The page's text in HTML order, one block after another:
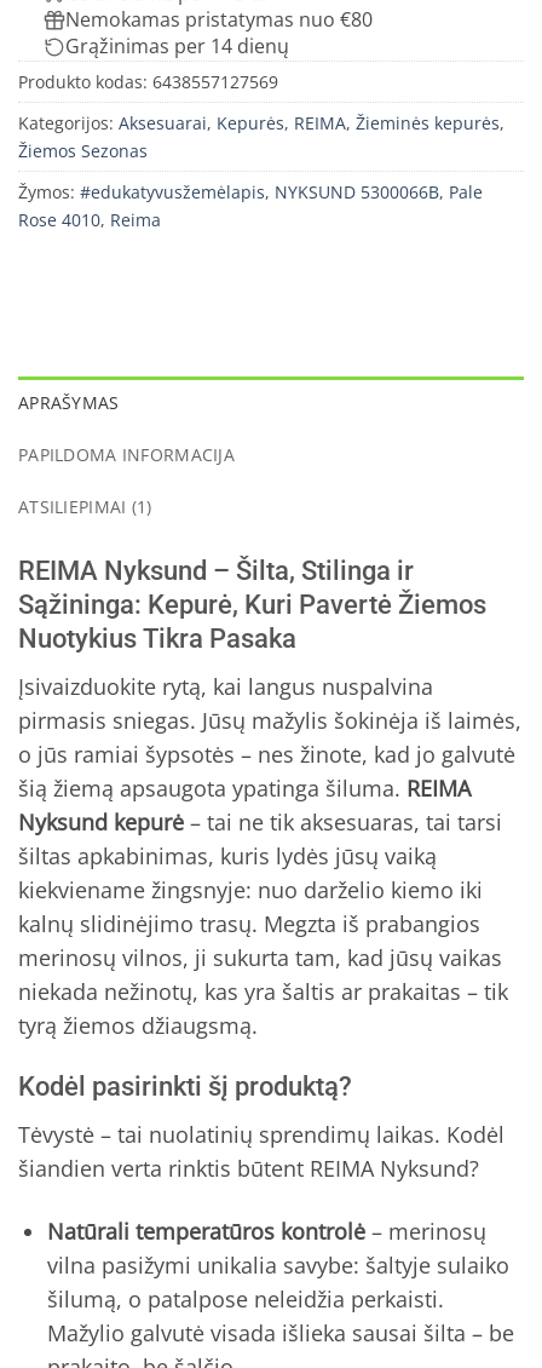
Nemokamas pristatymas nuo €80
Grąžinimas per 14 dienų
Produkto kodas: 6438557127569
Kategorijos: Aksesuarai, Kepurės, REIMA, Žieminės kepurės,
Žiemos Sezonas
Žymos: #edukatyvusžemėlapis, NYKSUND 5300066B, Pale
Rose 4010, Reima
APRAŠYMAS
PAPILDOMA INFORMACIJA
ATSILIEPIMAI (1)
REIMA Nyksund – Šilta, Stilinga ir
Sąžininga: Kepurė, Kuri Pavertė Žiemos
Nuotykius Tikra Pasaka
Įsivaizduokite rytą, kai langus nuspalvina
pirmasis sniegas. Jūsų mažylis šokinėja iš laimės,
o jūs ramiai šypsotės – nes žinote, kad jo galvutė
šią žiemą apsaugota ypatinga šiluma. REIMA
Nyksund kepurė – tai ne tik aksesuaras, tai tarsi
šiltas apkabinimas, kuris lydės jūsų vaiką
kiekviename žingsnyje: nuo darželio kiemo iki
kalnų slidinėjimo trasų. Megzta iš prabangios
merinosų vilnos, ji sukurta tam, kad jūsų vaikas
niekada nežinotų, kas yra šaltis ar prakaitas – tik
tyrą žiemos džiaugsmą.
Kodėl pasirinkti šį produktą?
Tėvystė – tai nuolatinių sprendimų laikas. Kodėl
šiandien verta rinktis būtent REIMA Nyksund?
Natūrali temperatūros kontrolė– merinosų
vilna pasižymi unikalia savybe: šaltyje sulaiko
šilumą, o patalpose neleidžia perkaisti.
Mažylio galvutė visada išlieka sausai šilta – be